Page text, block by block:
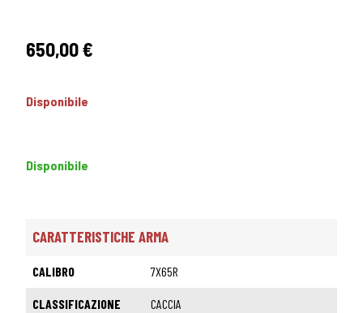
650,00€
Disponibile
Disponibile
CARATTERISTICHE ARMA
CALIBRO 7X65R
CLASSIFICAZIONE CACCIA